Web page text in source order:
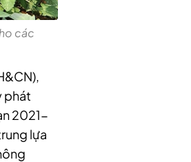
các
phát
2021-
lựa